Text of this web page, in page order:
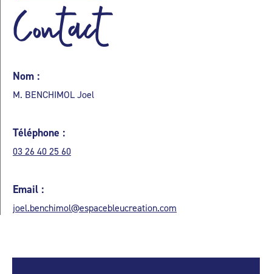
Contact
Nom :
M. BENCHIMOL Joel
Téléphone :
03 26 40 25 60
Email :
joel.benchimol@espacebleucreation.com